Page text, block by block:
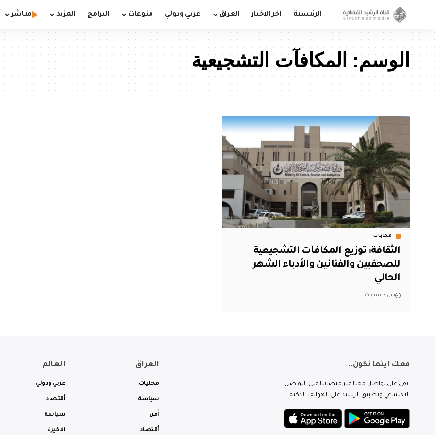
الرئيسية اخر الاخبار العراق عربي ودولي منوعات البرامج المزيد مباشر
الوسم: المكافآت التشجيعية
محليات
الثقافة: توزيع المكافآت التشجيعية
للصحفيين والفنانين والأدباء الشهر
الحالي
قبل 3 سنوات
معك اينما تكون..
ابقى على تواصل معنا عبر منصاتنا على التواصل
الاجتماعي وتطبيق الرشيد على الهواتف الذكية.
العراق
محليات
سياسة
أمن
أقتصاد
العالم
عربي ودولي
أقتصاد
سياسة
الاخيرة